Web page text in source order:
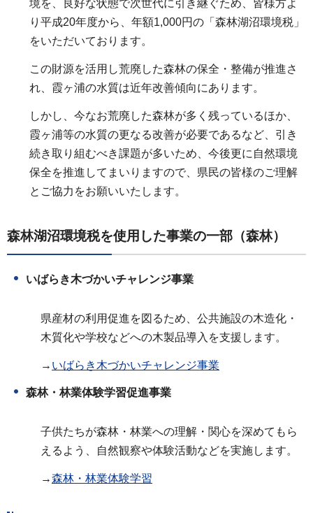
境を、良好な状態で次世代に引き継ぐため、皆様方よ
り平成20年度から、年額1,000円の「森林湖沼環境税」
をいただいております。
この財源を活用し荒廃した森林の保全・整備が推進さ
れ、霞ヶ浦の水質は近年改善傾向にあります。
しかし、今なお荒廃した森林が多く残っているほか、
霞ヶ浦等の水質の更なる改善が必要であるなど、引き
続き取り組むべき課題が多いため、今後更に自然環境
保全を推進してまいりますので、県民の皆様のご理解
とご協力をお願いいたします。
森林湖沼環境税を使用した事業の一部（森林）
いばらき木づかいチャレンジ事業
県産材の利用促進を図るため、公共施設の木造化・
木質化や学校などへの木製品導入を支援します。
→ いばらき木づかいチャレンジ事業
森林・林業体験学習促進事業
子供たちが森林・林業への理解・関心を深めてもら
えるよう、自然観察や体験活動などを実施します。
→森林・林業体験学習